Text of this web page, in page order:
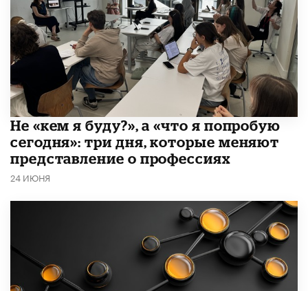
Не «кем я буду?», а «что я попробую
сегодня»: три дня, которые меняют
представление о профессиях
24 ИЮНЯ